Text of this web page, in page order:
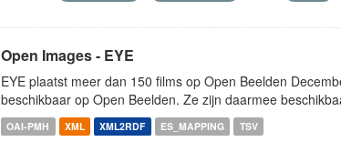
Open Images - EYE
EYE plaatst meer dan 150 films op Open Beelden
beschikbaar op Open Beelden. Ze zijn daarmee
OAI-PMH XML XML2RDF ES_MAPPING TSV